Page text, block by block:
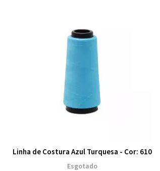
Linha de Costura Azul Turquesa - Cor: 610
Esgotado